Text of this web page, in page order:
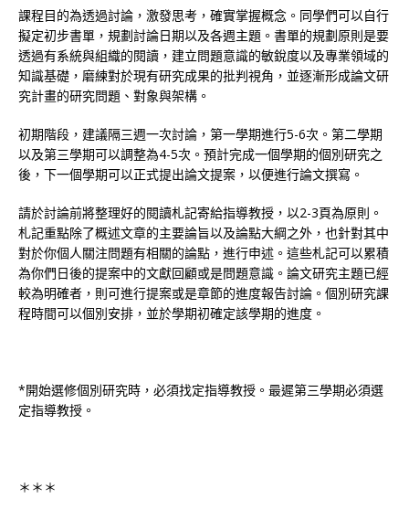
課程目的為透過討論，激發思考，確實掌握概念。同學們可以自行
擬定初步書單，規劃討論日期以及各週主題。書單的規劃原則是要
透過有系統與組織的閱讀，建立問題意識的敏銳度以及專業領域的
知識基礎，磨練對於現有研究成果的批判視角，並逐漸形成論文研
究計畫的研究問題、對象與架構。
初期階段，建議隔三週一次討論，第一學期進行5-6次。第二學期
以及第三學期可以調整為4-5次。預計完成一個學期的個別研究之
後，下一個學期可以正式提出論文提案，以便進行論文撰寫。
請於討論前將整理好的閱讀札記寄給指導教授，以2-3頁為原則。
札記重點除了概述文章的主要論旨以及論點大綱之外，也針對其中
對於你個人關注問題有相關的論點，進行申述。這些札記可以累積
為你們日後的提案中的文獻回顧或是問題意識。論文研究主題已經
較為明確者，則可進行提案或是章節的進度報告討論。個別研究課
程時間可以個別安排，並於學期初確定該學期的進度。
*開始選修個別研究時，必須找定指導教授。最遲第三學期必須選
定指導教授。
＊＊＊